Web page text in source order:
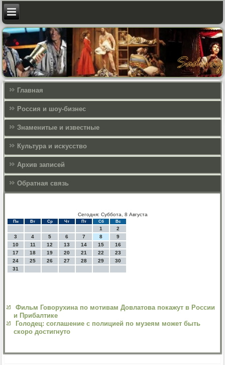
Главная
Россия и шоу-бизнес
Знаменитые и известные
Культура и искусcтво
Архив записей
Обратная связь
Сегодня: Суббота, 8 Августа
Пн Вт Ср Чт Пт Сб Вс
1
2
3
4 5 6 7 8
9
10
11 12 13 14 15
16
17
18 19 20 21 22
23
24
25 26 27 28 29
30
31
Фильм Говорухина по мотивам Довлатова покажут в России
и Прибалтике
Голодец: соглашение с полицией по музеям может быть
скоро достигнуто